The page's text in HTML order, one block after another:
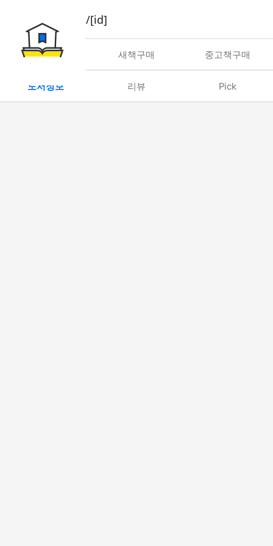
book/rent/[id]
대여 새책구매 중고책구매
도서정보 리뷰 Pick